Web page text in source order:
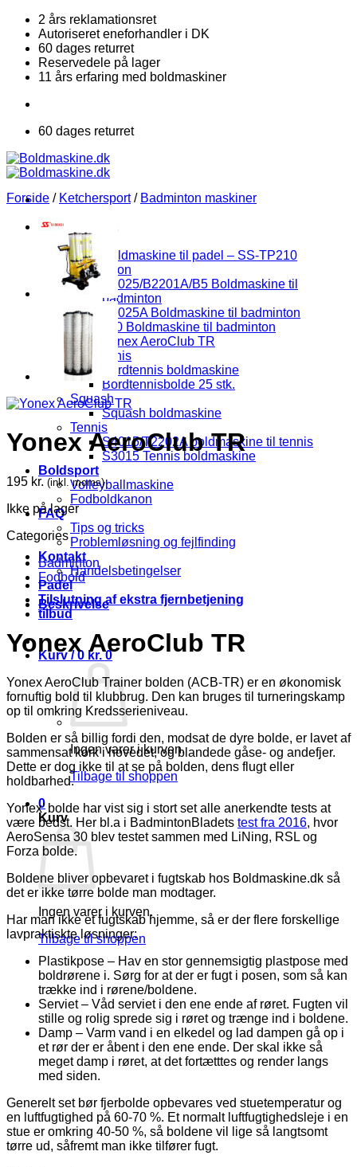
Fortsæt
indhold
2 års reklamationsret
Autoriseret eneforhandler i DK
60 dages returret
Reservedele på lager
11 års erfaring med boldmaskiner
60 dages returret
Ketchersport
Padel
Boldmaskine til padel – SS-TP210
Badminton
S3025/B2201A/B5 Boldmaskine til
badminton
S8025A Boldmaskine til badminton
i4.0 Boldmaskine til badminton
Yonex AeroClub TR
Bordtennis
Bordtennis boldmaskine
Bordtennisbolde 25 stk.
Squash
Squash boldmaskine
Tennis
S4015/T2202A boldmaskine til tennis
S3015 Tennis boldmaskine
Boldsport
Volleyballmaskine
Fodboldkanon
FAQ
Tips og tricks
Problemløsning og fejlfinding
Kontakt
Handelsbetingelser
Padel
Tilslutning af ekstra fjernbetjening
tilbud
Kurv /0 kr. 0
Ingen varer i kurven.
Tilbage til shoppen
0
Kurv
Ingen varer i kurven.
Tilbage til shoppen
Forside / Ketchersport / Badminton maskiner
Yonex AeroClub TR
195 kr. (inkl. moms)
Ikke på lager
Categories
Badminton
Fodbold
Beskrivelse
Yonex AeroClub TR
Yonex AeroClub Trainer bolden (ACB-TR) er en økonomisk
fornuftig bold til klubbrug. Den kan bruges til turneringskamp
op til omkring Kredsserieniveau.
Bolden er så billig fordi den, modsat de dyre bolde, er lavet af
sammensat kork i hovedet, og blandede gåse- og andefjer.
Dette er dog ikke til at se på bolden, dens flugt eller
holdbarhed.
Yonex’ bolde har vist sig i stort set alle anerkendte tests at
være bedst. Her bl.a i BadmintonBladets test fra 2016, hvor
AeroSensa 30 blev testet sammen med LiNing, RSL og
Forza bolde.
Boldene bliver opbevaret i fugtskab hos Boldmaskine.dk så
det er ikke tørre bolde man modtager.
Har man ikke et fugtskab hjemme, så er der flere forskellige
lavpraktiskte løsninger:
Plastikpose – Hav en stor gennemsigtig plastpose med
boldrørene i. Sørg for at der er fugt i posen, som så kan
trække ind i rørene/boldene.
Serviet – Våd serviet i den ene ende af røret. Fugten vil
stille og rolig sprede sig i røret og trænge ind i boldene.
Damp – Varm vand i en elkedel og lad dampen gå op i
et rør der er åbent i den ene ende. Der skal ikke så
meget damp i røret, at det fortætttes og render langs
med siden.
Generelt set bør fjerbolde opbevares ved stuetemperatur og
en luftfugtighed på 60-70 %. Et normalt luftfugtighedsleje i en
stue er omkring 40-50 %, så boldene vil lige så langtsomt
tørre ud, såfremt man ikke tilfører fugt.